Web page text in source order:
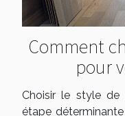
Comment
pour
Choisir le style
étape déterminante